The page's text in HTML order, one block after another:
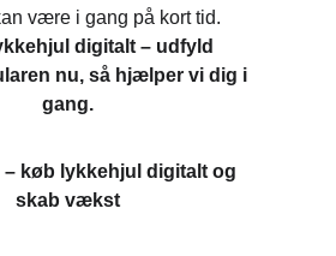
være i gang på kort tid.
digitalt – udfyld
nu, så hjælper vi dig i
gang.
køb lykkehjul digitalt og
skab vækst